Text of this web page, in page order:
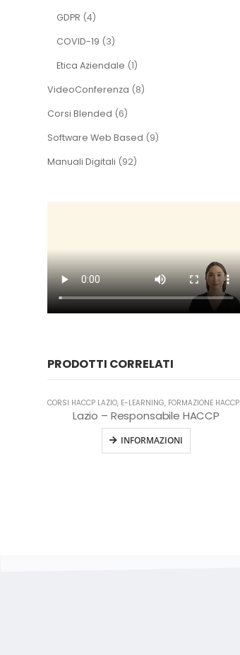
GDPR (4)
COVID-19 (3)
Etica Aziendale (1)
VideoConferenza (8)
Corsi Blended (6)
Software Web Based (9)
Manuali Digitali (92)
PRODOTTI CORRELATI
CORSI HACCP LAZIO, E-LEARNING, FORMAZIONE HACCP IN LINGUA ITALIANA
Lazio – Responsabile HACCP
INFORMAZIONI